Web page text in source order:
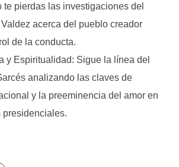
te pierdas las investigaciones del
acerca del pueblo creador
de la conducta.
y Espiritualidad: Sigue la línea del
analizando las claves de
y la preeminencia del amor en
presidenciales.